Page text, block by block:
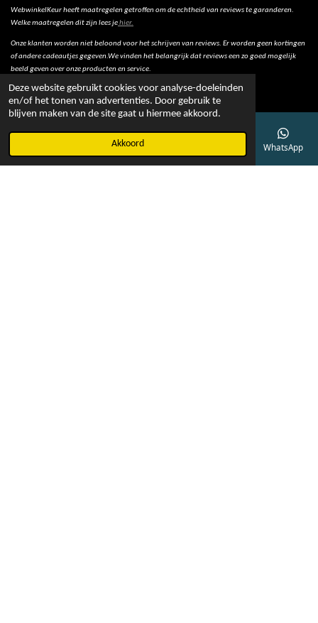
Deze website gebruikt cookies voor analyse-doeleinden
en/of het tonen van advertenties. Door gebruik te
blijven maken van de site gaat u hiermee akkoord.
Akkoord
WebwinkelKeur heeft maatregelen getroffen om de echtheid van reviews te garanderen.
Welke maatregelen dit zijn lees jehier.
Onze klanten worden niet beloond voor het schrijven van reviews. Er worden geen kortingen
of andere cadeautjes gegeven.We vinden het belangrijk dat reviews een zo goed mogelijk
beeld geven over onze producten en service.
Telefoonnummer WhatsApp